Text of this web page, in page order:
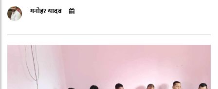
मनोहर यादब